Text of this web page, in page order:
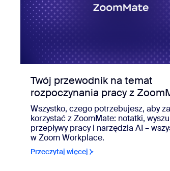
Twój przewodnik na temat
rozpoczynania pracy z
Wszystko, czego potrzebujesz, aby
korzystać z ZoomMate: notatki,
przepływy pracy i narzędzia AI –
w Zoom Workplace.
Przeczytaj więcej